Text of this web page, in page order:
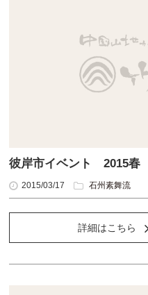
彼岸市イベント 2015春
2015/03/17 石州素舞流
詳細はこちら